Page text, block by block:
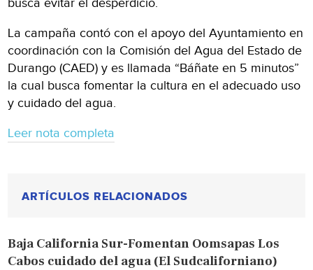
busca evitar el desperdicio.
La campaña contó con el apoyo del Ayuntamiento en
coordinación con la Comisión del Agua del Estado de
Durango (CAED) y es llamada “Báñate en 5 minutos”
la cual busca fomentar la cultura en el adecuado uso
y cuidado del agua.
Leer nota completa
ARTÍCULOS RELACIONADOS
Baja California Sur-Fomentan Oomsapas Los
Cabos cuidado del agua (El Sudcaliforniano)